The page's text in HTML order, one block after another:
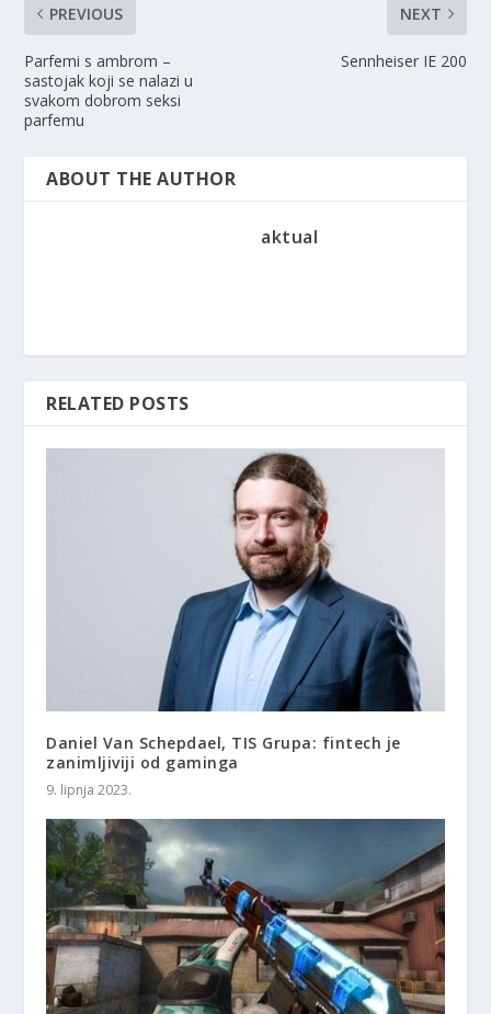
PREVIOUS
Parfemi s ambrom –
sastojak koji se nalazi u
svakom dobrom seksi
parfemu
NEXT
Sennheiser IE 200
ABOUT THE AUTHOR
aktual
RELATED POSTS
Daniel Van Schepdael, TIS Grupa: fintech je
zanimljiviji od gaminga
9. lipnja 2023.